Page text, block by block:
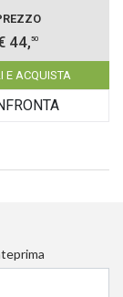
44,50
E ACQUISTA